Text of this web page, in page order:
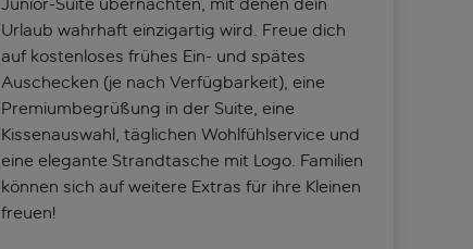
Junior-Suite übernachten, mit denen dein
Urlaub wahrhaft einzigartig wird. Freue dich
auf kostenloses frühes Ein- und spätes
Auschecken (je nach Verfügbarkeit), eine
Premiumbegrüßung in der Suite, eine
Kissenauswahl, täglichen Wohlfühlservice und
eine elegante Strandtasche mit Logo. Familien
können sich auf weitere Extras für ihre Kleinen
freuen!